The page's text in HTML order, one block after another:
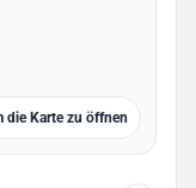
die Karte zu öffnen